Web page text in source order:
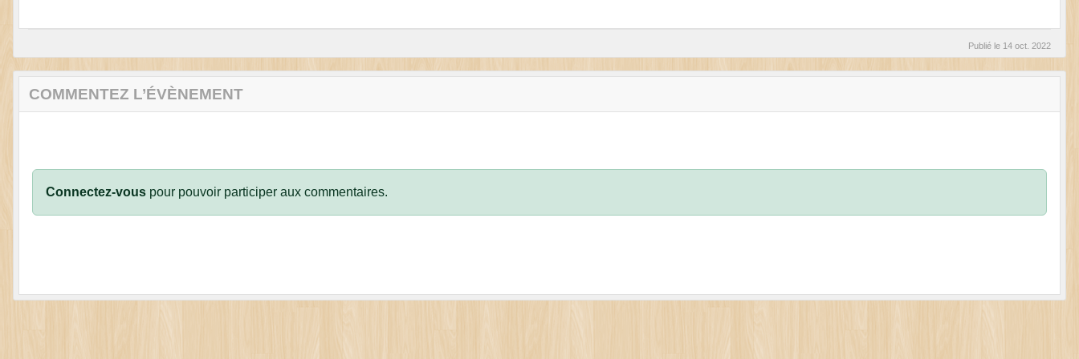
Publié le 14 oct. 2022
COMMENTEZ L’ÉVÈNEMENT
Connectez-vous pour pouvoir participer aux commentaires.